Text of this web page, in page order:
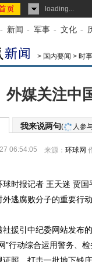
loading...
- 新闻 - 军事 - 文化 -
> 国内要闻 > 时事
外媒关注中
我来说两句( 人参
06:54:05 来源： 环球网
报记者 王天迷 贾国
外逃腐败分子的重要行
引中纪委网站发布的
”行动综合运用警务、